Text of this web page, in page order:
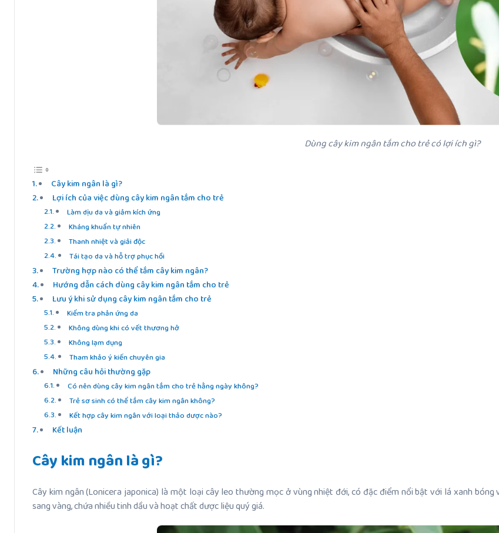
Dùng cây kim ngân tắm cho trẻ có lợi ích gì?
Cây kim ngân là gì?
Lợi ích của việc dùng cây kim ngân tắm cho trẻ
Làm dịu da và giảm kích ứng
Kháng khuẩn tự nhiên
Thanh nhiệt và giải độc
Tái tạo da và hỗ trợ phục hồi
Trường hợp nào có thể tắm cây kim ngân?
Hướng dẫn cách dùng cây kim ngân tắm cho trẻ
Lưu ý khi sử dụng cây kim ngân tắm cho trẻ
Kiểm tra phản ứng da
Không dùng khi có vết thương hở
Không lạm dụng
Tham khảo ý kiến chuyên gia
Những câu hỏi thường gặp
Có nên dùng cây kim ngân tắm cho trẻ hằng ngày không?
Trẻ sơ sinh có thể tắm cây kim ngân không?
Kết hợp cây kim ngân với loại thảo dược nào?
Kết luận
Cây kim ngân là gì?
Cây kim ngân (Lonicera japonica) là một loại cây leo thường mọc ở vùng nhiệt đới, có đặc điểm nổi bật với lá xanh
sang vàng, chứa nhiều tinh dầu và hoạt chất dược liệu quý giá.